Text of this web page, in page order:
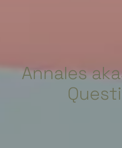
Annales